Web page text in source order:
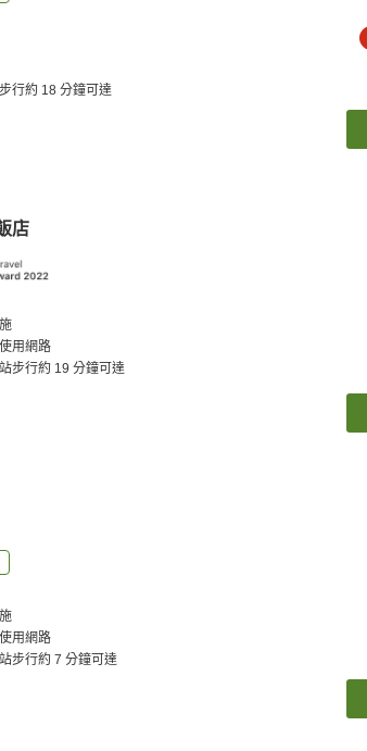
步行約 18 分鐘可達
店
用網路
步行約 19 分鐘可達
用網路
步行約7 分鐘可達